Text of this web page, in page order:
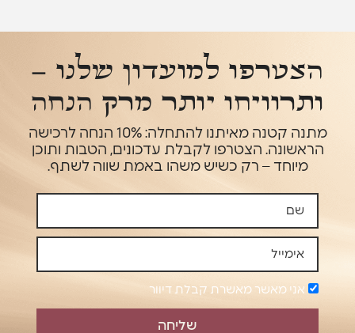
הצטרפו למועדון שלנו –
ותרוויחו יותר מרק הנחה
מתנה קטנה מאיתנו להתחלה: 10% הנחה לרכישה
הראשונה. הצטרפו לקבלת עדכונים, הטבות ותוכן
מיוחד – רק כשיש משהו באמת שווה לשתף.
אני מאשר מאשרת קבלת דיוור
שליחה